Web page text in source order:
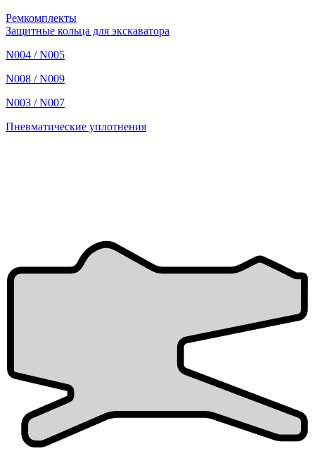
Ремкомплекты
Защитные кольца для экскаватора
N004 / N005
N008 / N009
N003 / N007
Пневматические уплотнения